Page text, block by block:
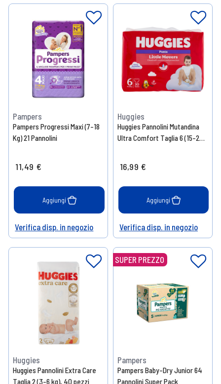
Pampers
Pampers Progressi Maxi (7-18
Kg) 21 Pannolini
11,49 €
Aggiungi
Help
Verifica disp. in negozio
Huggies
Huggies Pannolini Mutandina
Ultra Comfort Taglia 6 (15-25
16,99 €
Aggiungi
Help
Verifica disp. in negozio
Huggies
Huggies Pannolini Extra Care
Taglia 2 (3-6 kg), 40 pezzi
SUPER PREZZO
Pampers
Pampers Baby-Dry Junior 64
Pannolini Super Pack